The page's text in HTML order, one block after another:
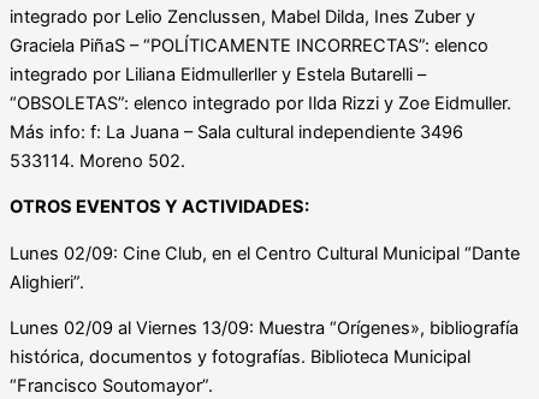
integrado por Lelio Zenclussen, Mabel Dilda, Ines Zuber y
Graciela PiñaS – “POLÍTICAMENTE INCORRECTAS”: elenco
integrado por Liliana Eidmullerller y Estela Butarelli –
“OBSOLETAS”: elenco integrado por Ilda Rizzi y Zoe Eidmuller.
Más info: f: La Juana – Sala cultural independiente 3496
533114. Moreno 502.
OTROS EVENTOS Y ACTIVIDADES:
Lunes 02/09: Cine Club, en el Centro Cultural Municipal “Dante
Alighieri”.
Lunes 02/09 al Viernes 13/09: Muestra “Orígenes», bibliografía
histórica, documentos y fotografías. Biblioteca Municipal
“Francisco Soutomayor”.